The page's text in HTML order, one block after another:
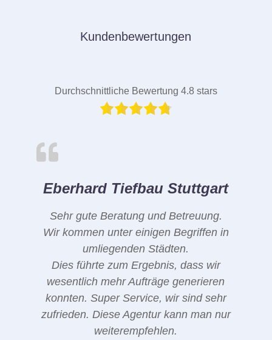
Kundenbewertungen
Durchschnittliche Bewertung 4.8 stars
Eberhard Tiefbau Stuttgart
Sehr gute Beratung und Betreuung.
Wir kommen unter einigen Begriffen in
umliegenden Städten.
Dies führte zum Ergebnis, dass wir
wesentlich mehr Aufträge generieren
konnten. Super Service, wir sind sehr
zufrieden. Diese Agentur kann man nur
weiterempfehlen.